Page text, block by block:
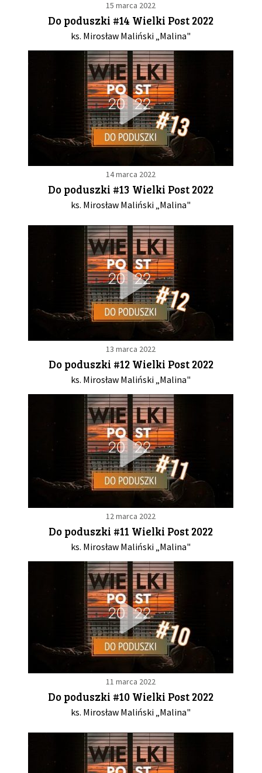
15 marca 2022
Do poduszki #14 Wielki Post 2022
ks. Mirosław Maliński „Malina"
14 marca 2022
Do poduszki #13 Wielki Post 2022
ks. Mirosław Maliński „Malina"
13 marca 2022
Do poduszki #12 Wielki Post 2022
ks. Mirosław Maliński „Malina"
12 marca 2022
Do poduszki #11 Wielki Post 2022
ks. Mirosław Maliński „Malina"
11 marca 2022
Do poduszki #10 Wielki Post 2022
ks. Mirosław Maliński „Malina"